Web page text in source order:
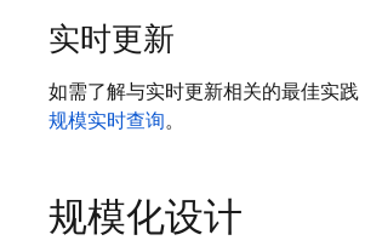
实时更新
如需了解与实时更新相关的最佳实践
规模实时查询。
规模化设计